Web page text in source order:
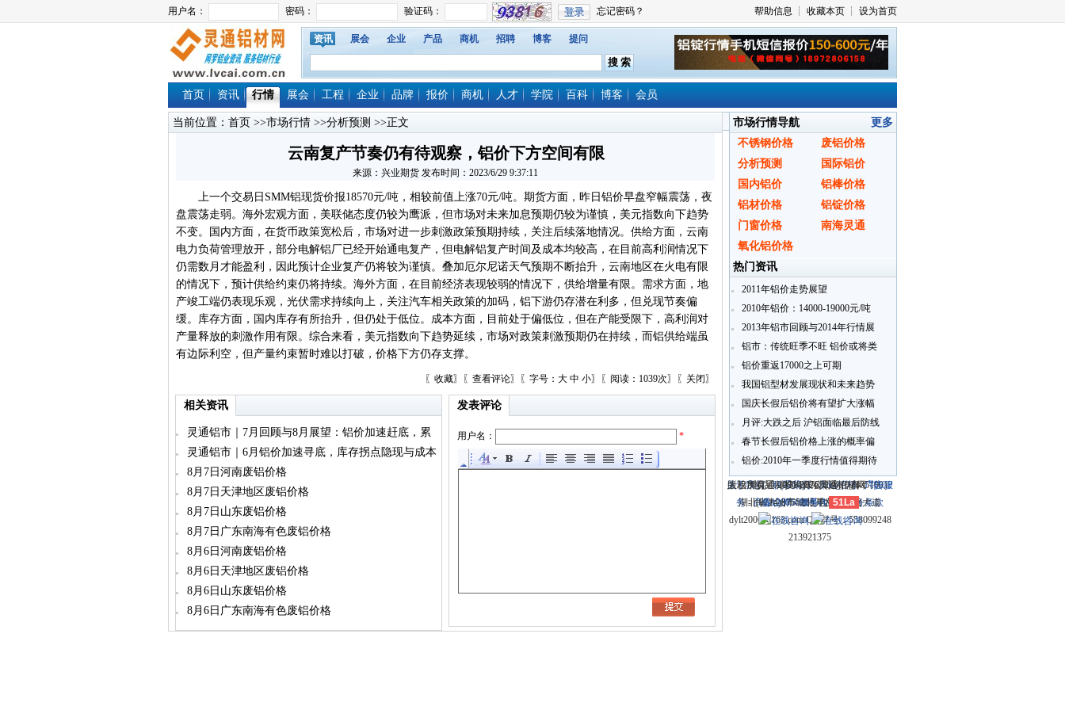
资讯 展会 企业 产品 商机 招聘 博客 提问
首页 资讯 行情 展会 工程 企业 品牌 报价 商机 人才 学院 百科 博客 会员
当前位置： 首页 >>市场行情 >>分析预测 >>正文
云南复产节奏仍有待观察，铝价下方空间有限
来源：兴业期货 发布时间：2023/6/29 9:37:11
上一个交易日SMM铝现货价报18570元/吨，相较前值上涨70元/吨。期货方面，昨日铝价早盘窄幅震荡，夜
盘震荡走弱。海外宏观方面，美联储态度仍较为鹰派，但市场对未来加息预期仍较为谨慎，美元指数向下趋势
不变。国内方面，在货币政策宽松后，市场对进一步刺激政策预期持续，关注后续落地情况。供给方面，云南
电力负荷管理放开，部分电解铝厂已经开始通电复产，但电解铝复产时间及成本均较高，在目前高利润情况下
仍需数月才能盈利，因此预计企业复产仍将较为谨慎。叠加厄尔尼诺天气预期不断抬升，云南地区在火电有限
的情况下，预计供给约束仍将持续。海外方面，在目前经济表现较弱的情况下，供给增量有限。需求方面，地
产竣工端仍表现乐观，光伏需求持续向上，关注汽车相关政策的加码，铝下游仍存潜在利多，但兑现节奏偏
缓。库存方面，国内库存有所抬升，但仍处于低位。成本方面，目前处于偏低位，但在产能受限下，高利润对
产量释放的刺激作用有限。综合来看，美元指数向下趋势延续，市场对政策刺激预期仍在持续，而铝供给端虽
有边际利空，但产量约束暂时难以打破，价格下方仍存支撑。
〖 收藏〗〖 查看评论〗〖字号： 大 中 小〗〖阅读：1039次〗〖 关闭〗
相关资讯
灵通铝市｜7月回顾与8月展望：铝价加速赶底，累
库与减产博弈加剧
灵通铝市｜6月铝价加速寻底，库存拐点隐现与成本
坍塌双重承压
8月7日河南废铝价格
8月7日天津地区废铝价格
8月7日山东废铝价格
8月7日广东南海有色废铝价格
8月6日河南废铝价格
8月6日天津地区废铝价格
8月6日山东废铝价格
8月6日广东南海有色废铝价格
发表评论
用户名： *
市场行情导航
更多
不锈钢价格
废铝价格
分析预测
国际铝价
国内铝价
铝棒价格
铝材价格
铝锭价格
门窗价格
南海灵通
氧化铝价格
热门资讯
2011年铝价走势展望
2010年铝价：14000-19000元/吨
2013年铝市回顾与2014年行情展
望分析
铝市：传统旺季不旺 铝价或将类
似08年惨淡景象
铝价重返17000之上可期
我国铝型材发展现状和未来趋势
国庆长假后铝价将有望扩大涨幅
月评:大跌之后 沪铝面临最后防线
春节长假后铝价格上涨的概率偏
铝价:2010年一季度行情值得期待
关于我们-联系我们-本站招聘-广告服
务- 商业合作-服务内容-服务条款
电话：(0714)8765286 传真：
(0714)8765285 电子邮件：
dylt2006@163.com QQ群号：558099248
213921375
大冶市灵通科技有限公司 @ （435100）
湖北省大冶市城北开发区新冶大道
版权所有 © 2006-2026灵通铝材网鄂ICP
备12005698号-1
51La